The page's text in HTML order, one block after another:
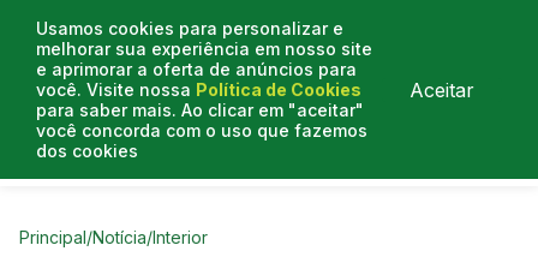
Usamos cookies para personalizar e
melhorar sua experiência em nosso site
e aprimorar a oferta de anúncios para
você. Visite nossa Política de Cookies
para saber mais. Ao clicar em "aceitar"
você concorda com o uso que fazemos
dos cookies
Aceitar
Curtas do Poder
Principal/Notícia/Interior